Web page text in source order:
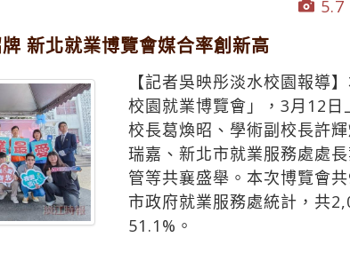
新北就業博覽會媒合率創新高
【記者吳映彤淡水校園報導
校園就業博覽會」，3月12日
校長葛煥昭、學術副校長許
瑞嘉、新北市就業服務處處
管等共襄盛舉。本次博覽會
市政府就業服務處統計，共
51.1%。